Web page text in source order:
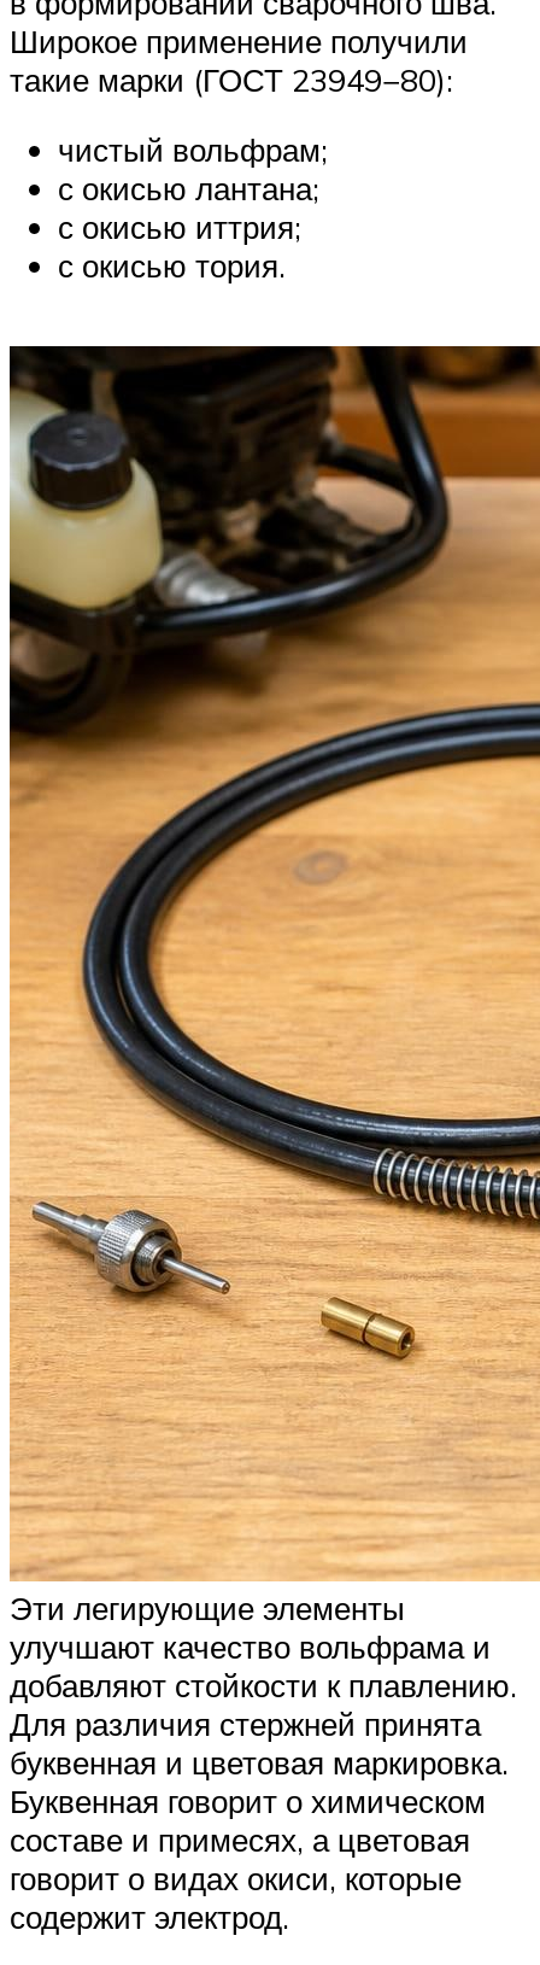
Широкое применение получили
такие марки (ГОСТ 23949−80):
чистый вольфрам;
с окисью лантана;
с окисью иттрия;
с окисью тория.
Эти легирующие элементы
улучшают качество вольфрама и
добавляют стойкости к плавлению.
Для различия стержней принята
буквенная и цветовая маркировка.
Буквенная говорит о химическом
составе и примесях, а цветовая
говорит о видах окиси, которые
содержит электрод.